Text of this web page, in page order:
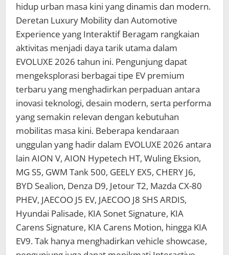
hidup urban masa kini yang dinamis dan modern.
Deretan Luxury Mobility dan Automotive
Experience yang Interaktif Beragam rangkaian
aktivitas menjadi daya tarik utama dalam
EVOLUXE 2026 tahun ini. Pengunjung dapat
mengeksplorasi berbagai tipe EV premium
terbaru yang menghadirkan perpaduan antara
inovasi teknologi, desain modern, serta performa
yang semakin relevan dengan kebutuhan
mobilitas masa kini. Beberapa kendaraan
unggulan yang hadir dalam EVOLUXE 2026 antara
lain AION V, AION Hypetech HT, Wuling Eksion,
MG S5, GWM Tank 500, GEELY EX5, CHERY J6,
BYD Sealion, Denza D9, Jetour T2, Mazda CX-80
PHEV, JAECOO J5 EV, JAECOO J8 SHS ARDIS,
Hyundai Palisade, KIA Sonet Signature, KIA
Carens Signature, KIA Carens Motion, hingga KIA
EV9. Tak hanya menghadirkan vehicle showcase,